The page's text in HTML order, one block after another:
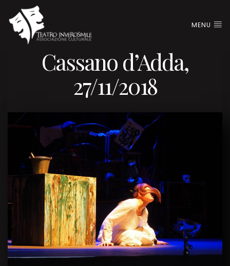
MENU
Cassano d’Adda,
27/11/2018